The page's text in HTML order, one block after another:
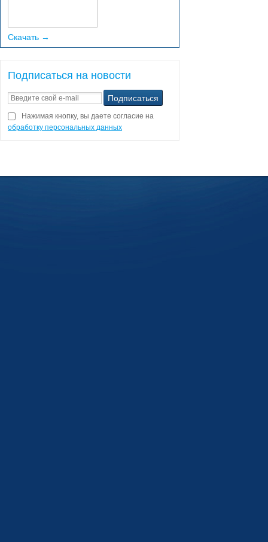
Скачать →
Подписаться на новости
Нажимая кнопку, вы даете согласие на
обработку персональных данных